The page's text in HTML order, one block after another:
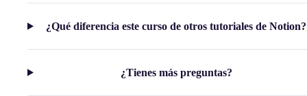
¿Qué diferencia este curso de otros tutoriales de Notion?
¿Tienes más preguntas?